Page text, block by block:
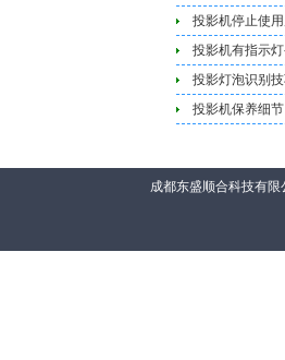
投影机停止使
投影机有指示
投影灯泡识别
投影机保养细节
成都东盛顺合科技有